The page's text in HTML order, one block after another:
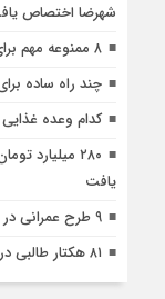
شهرضا اختصاص
۸ ممنوعه مهم برای کودکان قبل از خواب
چند راه ساده
کدام وعده
۲۸۰
یافت
۹ طرح عمرانی در دوره ششم شوراهای شهر در شهرضا تکمیل شد
۸۱ هکتار طالبی در اراضی شهرضا کشت شد